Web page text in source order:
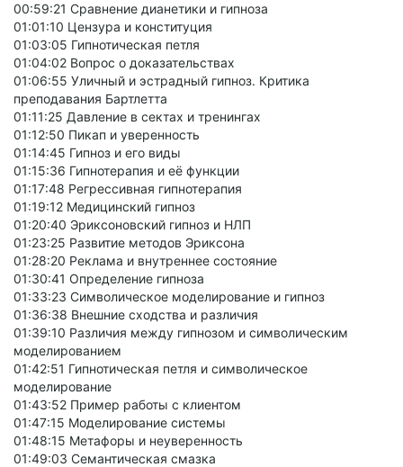
00:59:21 Сравнение дианетики и гипноза
01:01:10 Цензура и конституция
01:03:05 Гипнотическая петля
01:04:02 Вопрос о доказательствах
01:06:55 Уличный и эстрадный гипноз. Критика
преподавания Бартлетта
01:11:25 Давление в сектах и тренингах
01:12:50 Пикап и уверенность
01:14:45 Гипноз и его виды
01:15:36 Гипнотерапия и её функции
01:17:48 Регрессивная гипнотерапия
01:19:12 Медицинский гипноз
01:20:40 Эриксоновский гипноз и НЛП
01:23:25 Развитие методов Эриксона
01:28:20 Реклама и внутреннее состояние
01:30:41 Определение гипноза
01:33:23 Символическое моделирование и гипноз
01:36:38 Внешние сходства и различия
01:39:10 Различия между гипнозом и символическим
моделированием
01:42:51 Гипнотическая петля и символическое
моделирование
01:43:52 Пример работы с клиентом
01:47:15 Моделирование системы
01:48:15 Метафоры и неуверенность
01:49:03 Семантическая смазка